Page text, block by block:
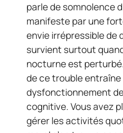
parle de somnolence
manifeste par une
envie irrépressible de
survient surtout
nocturne est
de ce trouble entraîne
dysfonctionnement
cognitive. Vous avez
gérer les activités